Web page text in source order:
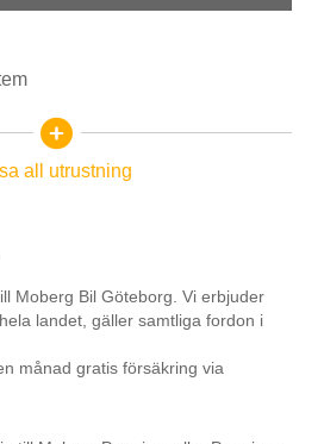
all utrustning
Moberg Bil Göteborg. Vi erbjuder
landet, gäller samtliga fordon i
månad gratis försäkring via